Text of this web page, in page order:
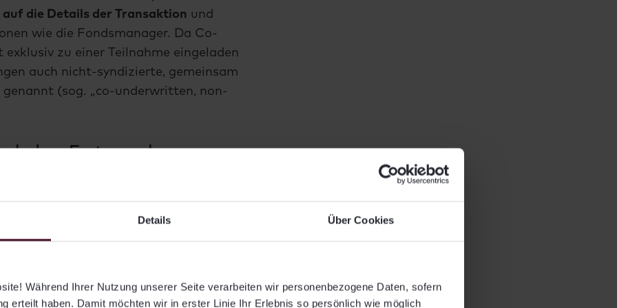
Details Über Cookies
Während Ihrer Nutzung unserer Seite verarbeiten wir personenbezogene Daten, sofern
erteilt haben. Damit möchten wir in erster Linie Ihr Erlebnis so persönlich wie möglich
die Details der Transaktion und
wie die Fondsmanager. Da Co-
exklusiv zu einer Teilnahme eingeladen
auch nicht-syndizierte, gemeinsam
(sog. „co-underwritten, non-
dem Ersterwerb
Equity-Fonds eine
allein und verkauft einen Teil seiner
einen oder mehrere Co-Investoren
Beteiligung oft auf Zeitdruck
Weiterverkauf meist mit dem
zu tun:einige Transaktionen sind